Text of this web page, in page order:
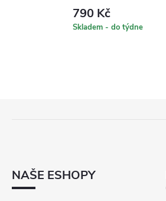
790 Kč
Skladem - do týdne
NAŠE ESHOPY